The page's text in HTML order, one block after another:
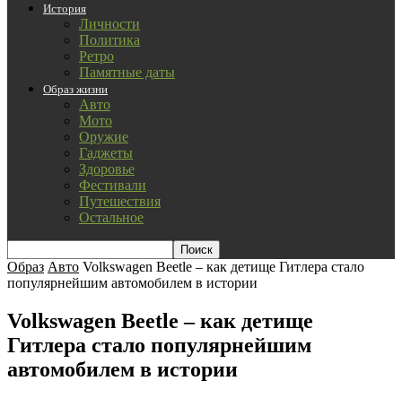
История
Личности
Политика
Ретро
Памятные даты
Образ жизни
Авто
Мото
Оружие
Гаджеты
Здоровье
Фестивали
Путешествия
Остальное
Образ Авто Volkswagen Beetle – как детище Гитлера стало
популярнейшим автомобилем в истории
Volkswagen Beetle – как детище
Гитлера стало популярнейшим
автомобилем в истории